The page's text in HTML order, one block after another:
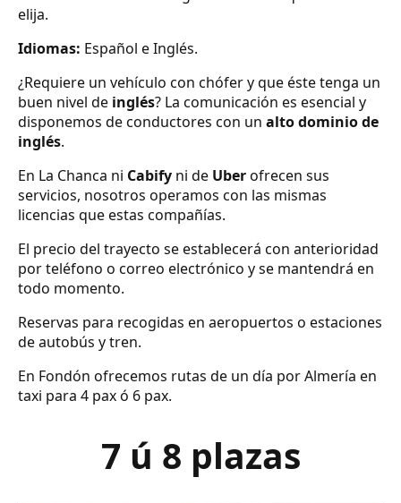
elija.
Idiomas: Español e Inglés.
¿Requiere un vehículo con chófer y que éste tenga un
buen nivel de inglés? La comunicación es esencial y
disponemos de conductores con un alto dominio de
inglés.
En La Chanca ni Cabify ni de Uberofrecen sus
servicios, nosotros operamos con las mismas
licencias que estas compañías.
El precio del trayecto se establecerá con anterioridad
por teléfono o correo electrónico y se mantendrá en
todo momento.
Reservas para recogidas en aeropuertos o estaciones
de autobús y tren.
En Fondón ofrecemos rutas de un día por Almería en
taxi para 4 pax ó 6 pax.
7 ú 8 plazas